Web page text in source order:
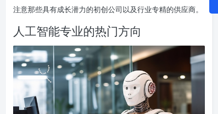
注意那些具有成长潜力的初创公司以及行业专精的供应商。
人工智能专业的热门方向